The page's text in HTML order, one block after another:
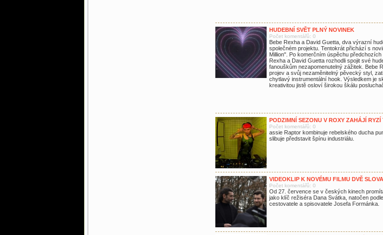
HUDEBNÍ SVĚT PLNÝ NOVINEK
Počet komentářů: 0
Bebe Rexha a David Guetta, dva výrazní
společném projektu. Tentokrát přichází s
Million". Po komerčním úspěchu
Rexha a David Guetta rozhodli spojit své
fanouškům nezapomenutelný zážitek. Bebe
projev a svůj nezaměnitelný pěvecký styl,
chytlavý instrumentální hook. Výsledkem je
kreativitou jistě osloví širokou škálu
PODZIMNÍ SEZONU V ROXY ZAHÁJÍ RYZÍ
Počet komentářů: 0
assie Raptor kombinuje rebelského ducha
slibuje představit špínu industriálu.
VIDEOKLIP K NOVÉMU FILMU DVĚ
Počet komentářů: 0
Od 27. července se v českých kinech
jako klíč režiséra Dana Svátka, natočen
cestovatele a spisovatele Josefa Formánka.